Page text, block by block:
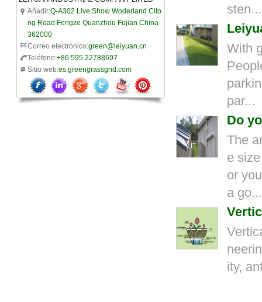
Añadir:Q-A302 Live Show Woderland Cito
ng Road Fengze Quanzhou Fujian China
362000
Correo electrónico:green@leiyuan.cn
Teléfono:+86 595 22788697
Sitio web:es.greengrassgrid.com
sten...
With
par...
Do
The
e
or
a go...
ity,